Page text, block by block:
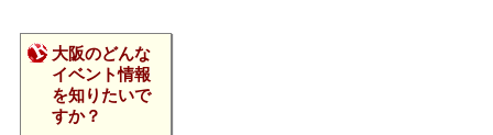
大阪のどんな
イベント情報
を知りたいで
すか？